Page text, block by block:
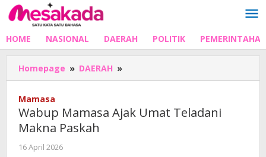
Lewati
ke
HOME NASIONAL DAERAH POLITIK
Homepage » DAERAH »
Mamasa
Teladani
Mamasa
Wabup Mamasa Ajak Umat Teladani
Makna Paskah
16 April 2026